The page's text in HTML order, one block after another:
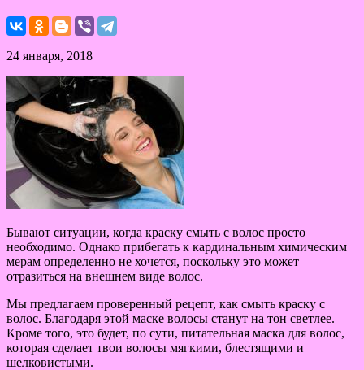
24 января, 2018
Бывают ситуации, когда краску смыть с волос просто
необходимо. Однако прибегать к кардинальным химическим
мерам определенно не хочется, поскольку это может
отразиться на внешнем виде волос.
Мы предлагаем проверенный рецепт, как смыть краску с
волос. Благодаря этой маске волосы станут на тон светлее.
Кроме того, это будет, по сути, питательная маска для волос,
которая сделает твои волосы мягкими, блестящими и
шелковистыми.